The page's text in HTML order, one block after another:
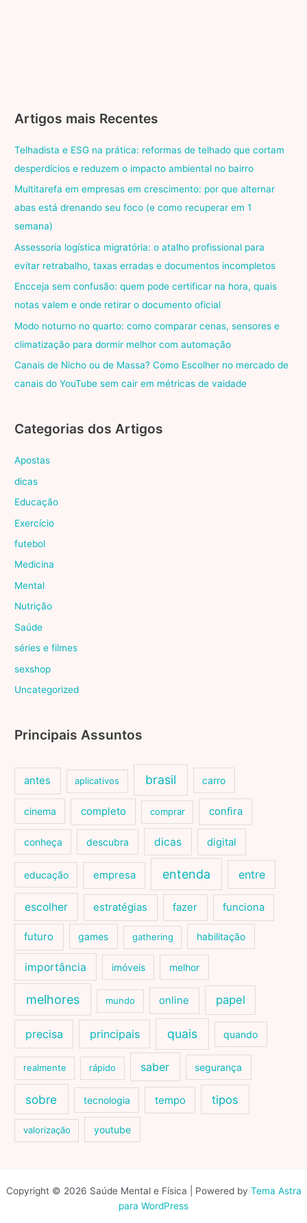
Artigos mais Recentes
Telhadista e ESG na prática: reformas de telhado que cortam
desperdícios e reduzem o impacto ambiental no bairro
Multitarefa em empresas em crescimento: por que alternar
abas está drenando seu foco (e como recuperar em 1
semana)
Assessoria logística migratória: o atalho profissional para
evitar retrabalho, taxas erradas e documentos incompletos
Encceja sem confusão: quem pode certificar na hora, quais
notas valem e onde retirar o documento oficial
Modo noturno no quarto: como comparar cenas, sensores e
climatização para dormir melhor com automação
Canais de Nicho ou de Massa? Como Escolher no mercado de
canais do YouTube sem cair em métricas de vaidade
Categorias dos Artigos
Apostas
dicas
Educação
Exercício
futebol
Medicina
Mental
Nutrição
Saúde
séries e filmes
sexshop
Uncategorized
Principais Assuntos
antes aplicativos brasil carro
cinema completo comprar confira
conheça descubra dicas digital
educação empresa entenda entre
escolher estratégias fazer funciona
futuro games gathering habilitação
importância imóveis melhor
melhores mundo online papel
precisa principais quais quando
realmente rápido saber segurança
sobre tecnologia tempo tipos
valorização youtube
Copyright © 2026 Saúde Mental e Física | Powered by Tema Astra
para WordPress